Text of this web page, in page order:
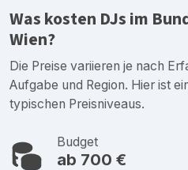
Was kosten DJs im
Wien?
Die Preise variieren je nach
Aufgabe und Region. Hier ist
typischen Preisniveaus.
Budget
ab 700 €